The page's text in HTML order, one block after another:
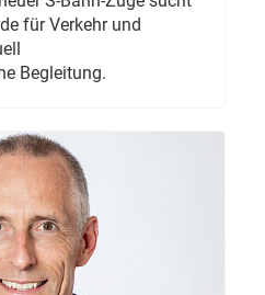
für Verkehr und
Begleitung.